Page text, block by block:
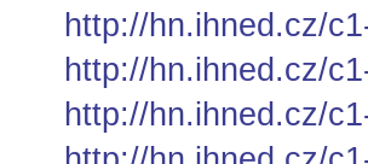
http://hn.ihned.cz/
http://hn.ihned.cz/
http://hn.ihned.cz/